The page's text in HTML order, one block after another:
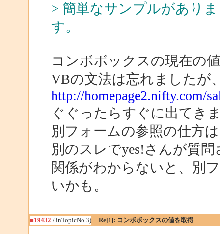
> 簡単なサンプルがあり
す。
コンボボックスの現在の
VBの文法は忘れましたが
http://homepage2.nifty.com/
ぐぐったらすぐに出てき
別フォームの参照の仕方
別のスレでyes!さんが質
関係がわからないと、別
いかも。
■19432 / inTopicNo.3) Re[1]: コンボボックスの値を取得